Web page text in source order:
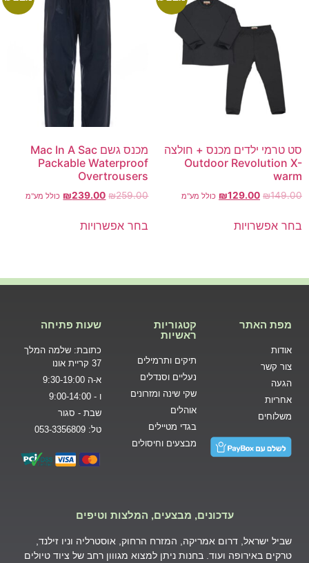
סט טרמי ילדים מכנס + חולצה
Outdoor Revolution X-
warm
₪149.00
₪129.00 כולל מע"מ
בחר אפשרויות
מכנס גשם Mac In A Sac
Packable Waterproof
Overtrousers
₪259.00
₪239.00 כולל מע"מ
בחר אפשרויות
מפת האתר
אודות
צור קשר
הגעה
אחריות
משלוחים
קטגוריות
ראשיות
תיקים ותרמילים
נעליים וסנדלים
שקי שינה ומזרונים
אוהלים
בגדי מטיילים
מבצעים וחיסולים
שעות פתיחה
כתובת: שלמה המלך
37 קריית אונו
א-ה 9:30-19:00
ו - 9:00-14:00
שבת - סגור
טל: 053-3356809
עדכונים, מבצעים, המלצות וטיפים
שביל ישראל, דרום אמריקה, המזרח הרחוק, אוסטרליה וניו זילנד,
טרקים באירופה ועוד. בחנות ניתן למצוא מגווון רחב של ציוד טיולים